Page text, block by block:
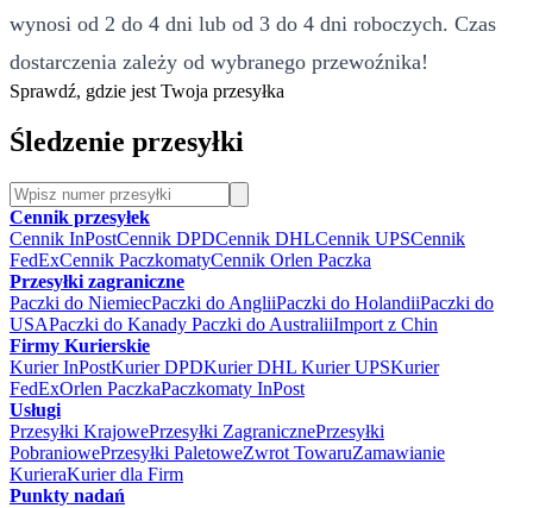
wynosi od 2 do 4 dni lub od 3 do 4 dni roboczych. Czas
dostarczenia zależy od wybranego przewoźnika!
Sprawdź, gdzie jest Twoja przesyłka
Śledzenie przesyłki
Cennik przesyłek
Cennik InPostCennik DPDCennik DHLCennik UPSCennik
FedExCennik PaczkomatyCennik Orlen Paczka
Przesyłki zagraniczne
Paczki do NiemiecPaczki do AngliiPaczki do HolandiiPaczki do
USAPaczki do Kanady Paczki do AustraliiImport z Chin
Firmy Kurierskie
Kurier InPostKurier DPDKurier DHL Kurier UPSKurier
FedExOrlen PaczkaPaczkomaty InPost
Usługi
Przesyłki KrajowePrzesyłki ZagranicznePrzesyłki
PobraniowePrzesyłki PaletoweZwrot TowaruZamawianie
KurieraKurier dla Firm
Punkty nadań